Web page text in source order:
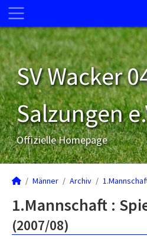
SV Wacker
Salzungen
Offizielle Homepage
Männer Archiv
1.Mannschaft :
(2007/08)